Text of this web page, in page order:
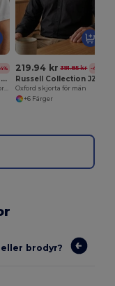
Russell Collection JZ923
Elegant Herrskjorta i Oxfordstil för Komfort
219.94 kr 391.85 kr -44%
Oxford skjorta för män
+6 Färger
brodyr?